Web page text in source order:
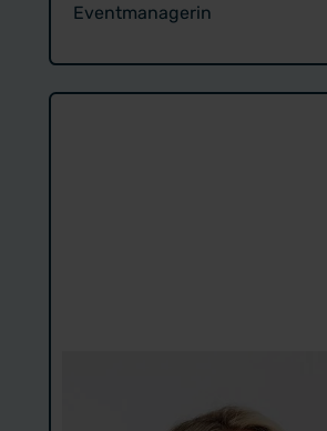
Event­managerin